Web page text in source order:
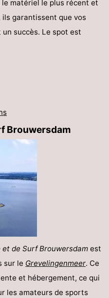
matériel le plus récent et
garantissent que vos
succès. Le spot est
Brouwersdam
et de Surf Brouwersdam est
sur le Grevelingenmeer. Ce
et hébergement, ce qui
les amateurs de sports